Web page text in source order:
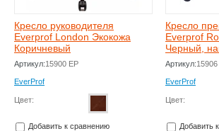
Кресло руководителя
Everprof London Экокожа
Коричневый
Артикул:15900 EP
EverProf
Цвет:
Добавить к сравнению
Кресло
Everprof
Черный,
Артикул:15906
EverProf
Цвет:
Добавить